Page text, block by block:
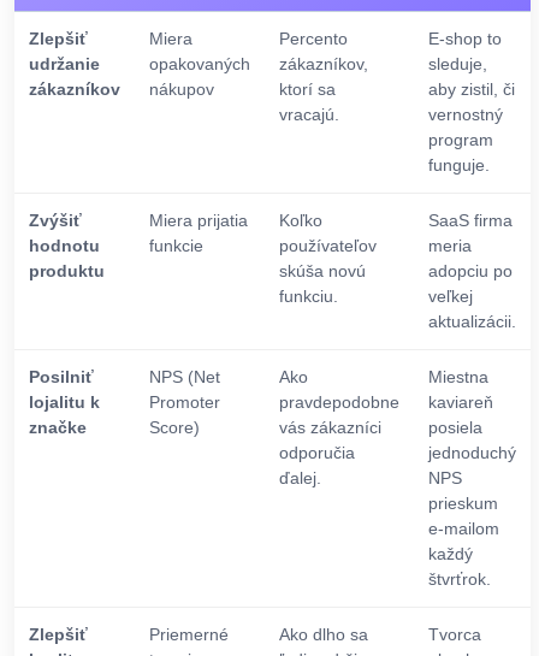
Zlepšiť
udržanie
zákazníkov
Miera
opakovaných
nákupov
Percento
zákazníkov,
ktorí sa
vracajú.
E-shop to
sleduje,
aby zistil, či
vernostný
program
funguje.
Zvýšiť
hodnotu
produktu
Miera prijatia
funkcie
Koľko
používateľov
skúša novú
funkciu.
SaaS firma
meria
adopciu po
veľkej
aktualizácii.
Posilniť
lojalitu k
značke
NPS (Net
Promoter
Score)
Ako
pravdepodobne
vás zákazníci
odporučia
ďalej.
Miestna
kaviareň
posiela
jednoduchý
NPS
prieskum
e-mailom
každý
štvrťrok.
Zlepšiť
Priemerné
Ako dlho sa
Tvorca